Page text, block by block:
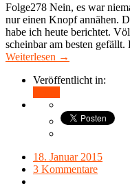
Folge278 Nein, es war
nur einen Knopf annähen.
habe ich heute berichtet.
scheinbar am besten
Weiterlesen →
Veröffentlicht in:
18. Januar 2015
3 Kommentare